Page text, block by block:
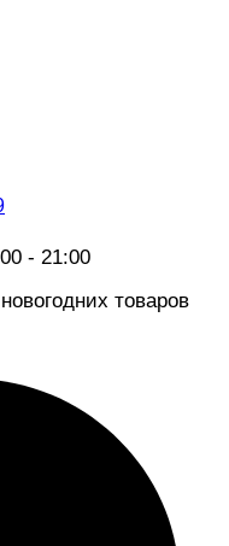
- 21:00
товаров